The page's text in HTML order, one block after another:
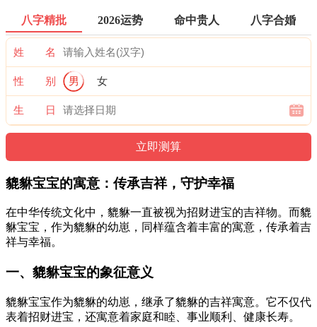
八字精批 2026运势 命中贵人 八字合婚
姓 名
性 别 男 女
生 日
貔貅宝宝的寓意：传承吉祥，守护幸福
在中华传统文化中，貔貅一直被视为招财进宝的吉祥物。而貔
貅宝宝，作为貔貅的幼崽，同样蕴含着丰富的寓意，传承着吉
祥与幸福。
一、貔貅宝宝的象征意义
貔貅宝宝作为貔貅的幼崽，继承了貔貅的吉祥寓意。它不仅代
表着招财进宝，还寓意着家庭和睦、事业顺利、健康长寿。